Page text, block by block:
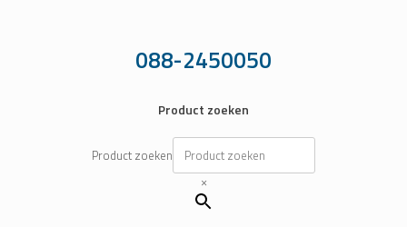
088-2450050
Product zoeken
Product zoeken
×